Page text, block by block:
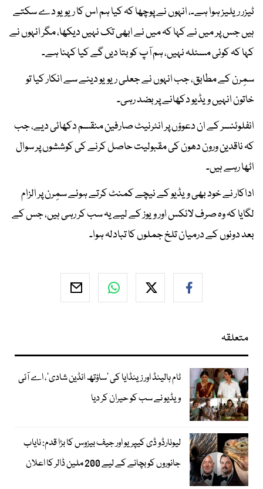
ٹیزر ریلیز ہوا ہے۔، انہوں نے پوچھا کہ کیا ہم اس کا ریویو دے سکتے
ہیں جس پر میں نے کہا کہ میں نے ابھی تک نہیں دیکھا، مگر انہوں نے
کہا کہ کوئی مسئلہ نہیں، ہم آپ کو بتا دیں گے کیا کہنا ہے۔
سمِرن کے مطابق، جب انہوں نے جعلی ریویو دینے سے انکار کیا تو
خاتون انہیں ویڈیو دکھانے پر بضد رہی۔
انفلوئنسر کے ان دعوؤں پر انٹرنیٹ صارفین منقسم دکھائی دیے، جب
کہ ناقدین ورون دھون کی مقبولیت حاصل کرنے کی کوششوں پر سوال
اٹھا رہے ہیں۔
اداکار نے خود بھی ویڈیو کے نیچے کمنٹ کرتے ہوئے سمِرن پر الزام
لگایا کہ وہ صرف لائکس اور ویوز کے لیے یہ سب کر رہی ہیں، جس کے
بعد دونوں کے درمیان تلخ جملوں کا تبادلہ ہوا۔
متعلقہ
ٹام ہالینڈ اور زینڈایا کی ’ساؤتھ انڈین شادی‘، اے آئی
ویڈیو نے سب کو حیران کر دیا
لیونارڈو ڈی کیپریو اور جیف بیزوس کا بڑا قدم: نایاب
جانوروں کو بچانے کے لیے 200 ملین ڈالر کا اعلان